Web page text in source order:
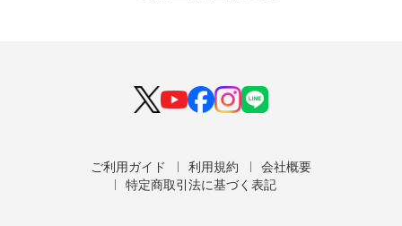
ご利用ガイド 利用規約
会社概要
特定商取引法に基づく表記